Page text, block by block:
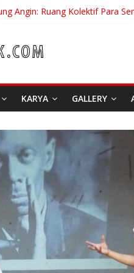
Angin: Ruang Kolektif Para
Hodak Sang “Messiah” Dari
KARYA GALLERY